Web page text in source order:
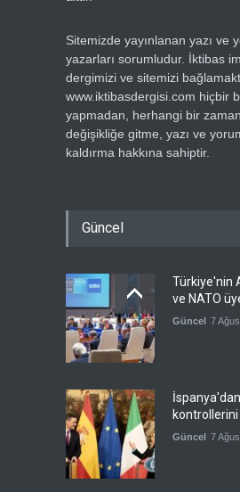
Sitemizde yayınlanan yazı ve
yazarları sorumludur. İktibas
dergimizi ve sitemizi
www.iktibasdergisi.com hiçbir
yapmadan, herhangi bir
değişikliğe gitme, yazı ve
kaldırma hakkına sahiptir.
Güncel
Türkiye'nin
ve NATO
Güncel 7
kontrollerini
Güncel 7